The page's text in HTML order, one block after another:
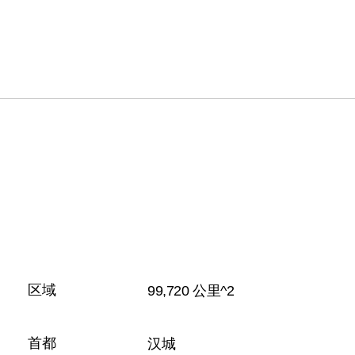
区域 99,720 公里^2
首都 汉城